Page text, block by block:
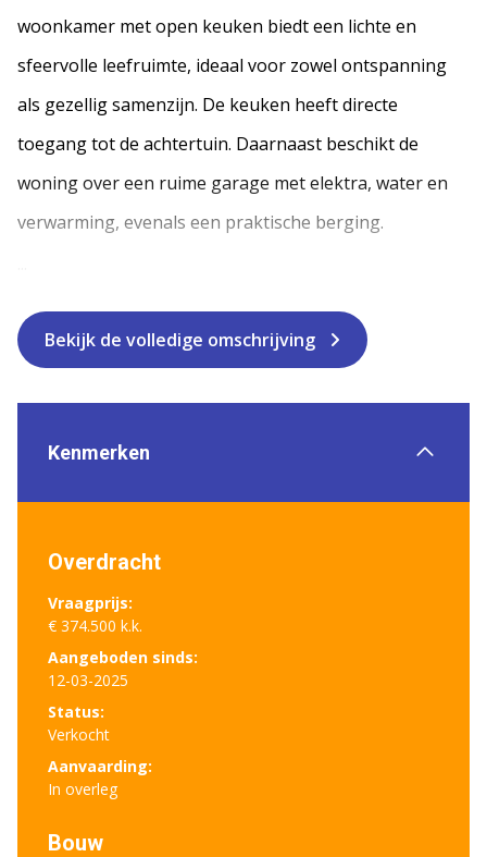
woonkamer met open keuken biedt een lichte en
sfeervolle leefruimte, ideaal voor zowel ontspanning
als gezellig samenzijn. De keuken heeft directe
toegang tot de achtertuin. Daarnaast beschikt de
woning over een ruime garage met elektra, water en
verwarming, evenals een praktische berging.
Bekijk de volledige omschrijving
Kenmerken
Overdracht
Vraagprijs:
€ 374.500 k.k.
Aangeboden sinds:
12-03-2025
Status:
Verkocht
Aanvaarding:
In overleg
Bouw